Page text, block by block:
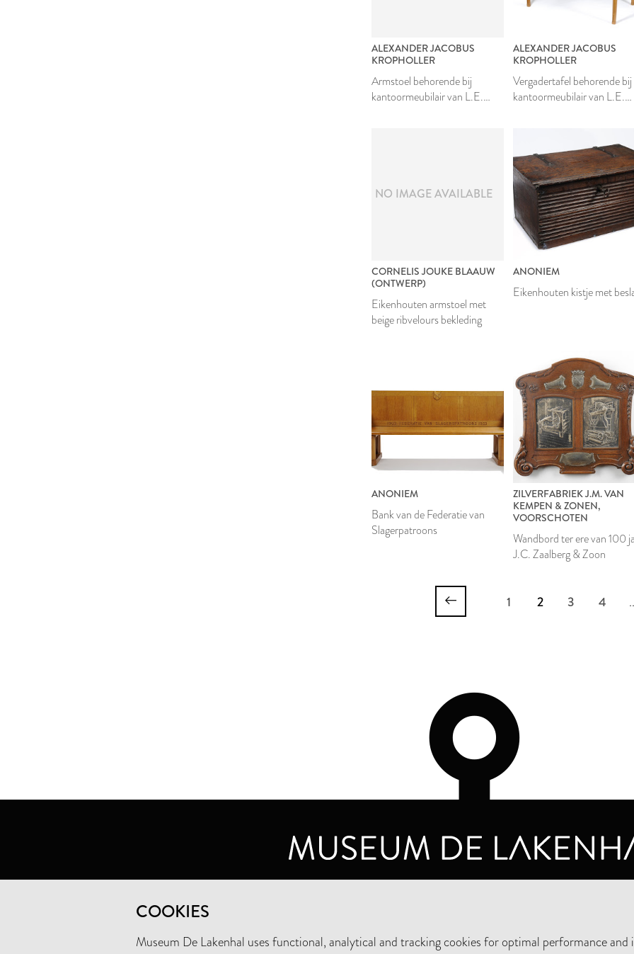
ALEXANDER JACOBUS
KROPHOLLER
Armstoel behorende bij
kantoormeubilair van L.E.
ALEXANDER JACOBUS
KROPHOLLER
Vergadertafel behorende bij
kantoormeubilair van L.E.
NO IMAGE AVAILABLE
CORNELIS JOUKE BLAAUW
(ONTWERP)
Eikenhouten armstoel met
beige ribvelours bekleding
ANONIEM
Eikenhouten kistje met
ANONIEM
Bank van de Federatie van
Slagerpatroons
ZILVERFABRIEK J.M. VAN
KEMPEN & ZONEN,
VOORSCHOTEN
Wandbord ter ere van 100
J.C. Zaalberg & Zoon
1 2 3 4
COOKIES
Museum De Lakenhal uses functional, analytical and tracking cookies for optimal performance
MUSEUM DE LAKENHAL
OUDE SINGEL 32